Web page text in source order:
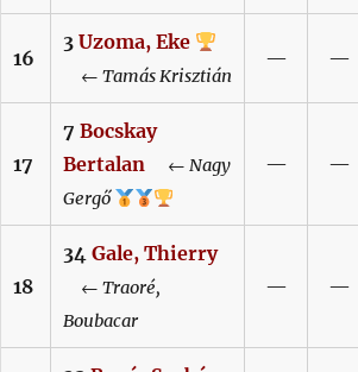
16
3 Uzoma, Eke
← TamásKrisztián
— —
17
7 Bocskay
Bertalan
← Nagy
Gergő
— —
18
34 Gale, Thierry
← Traoré,
Boubacar
— —